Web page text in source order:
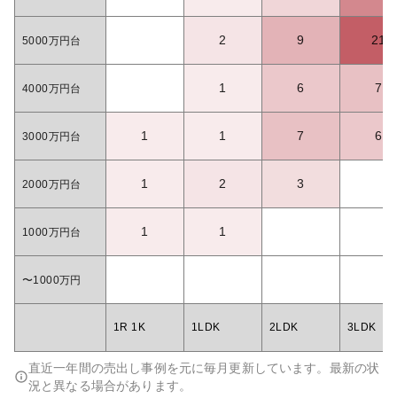
5000万円台 2 9 21
4000万円台 1 6 7
3000万円台 1 1 7 6
2000万円台 1 2 3
1000万円台 1 1
〜1000万円
1R 1K 1LDK 2LDK 3LDK
直近一年間の売出し事例を元に毎月更新しています。最新の状
況と異なる場合があります。